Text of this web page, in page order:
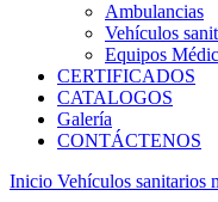
Ambulancias
Vehículos
Equipos
CERTIFICADOS
CATALOGOS
Galería
CONTÁCTENOS
Inicio Vehículos sanitarios